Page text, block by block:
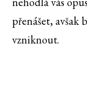
přenášet, avšak
vzniknout.